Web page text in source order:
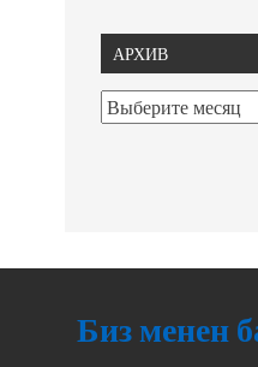
АРХИВ
Биз менен